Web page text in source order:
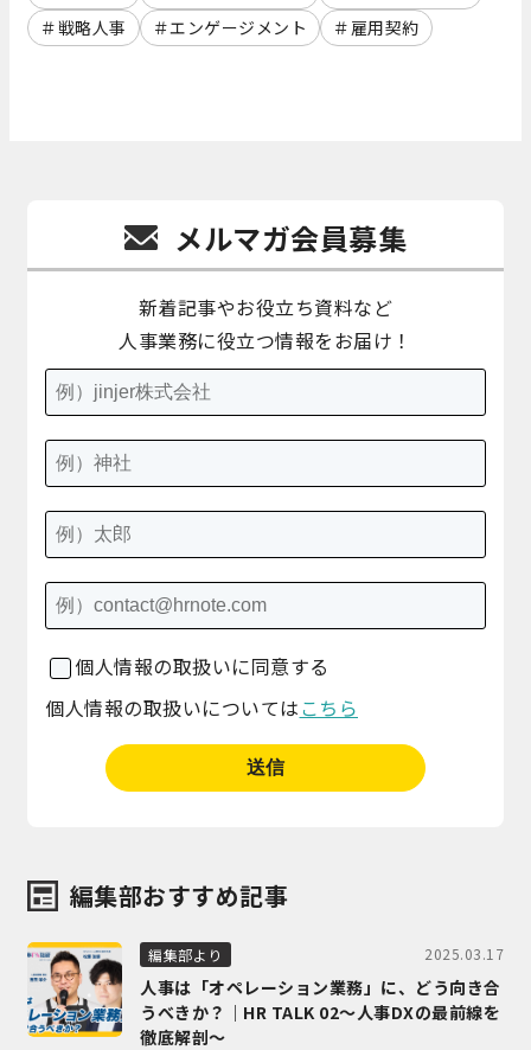
戦略人事
エンゲージメント 雇用契約
メルマガ会員募集
新着記事やお役立ち資料など
人事業務に役立つ情報をお届け！
個人情報の取扱いに同意する
個人情報の取扱いについては こちら
編集部おすすめ記事
編集部より 2025.03.17
人事は「オペレーション業務」に、どう向き合
うべきか？｜HR TALK 02～人事DXの最前線を
徹底解剖～